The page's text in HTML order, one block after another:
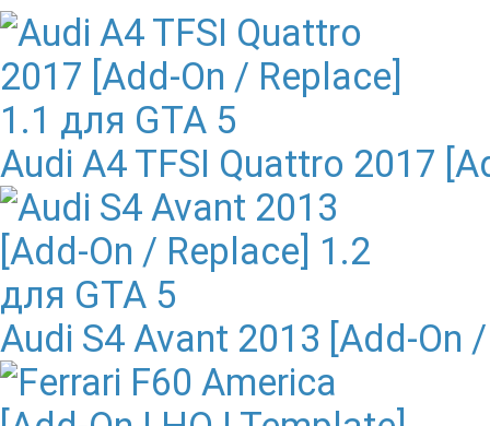
Audi A4 TFSI Quattro 2017
Audi S4 Avant 2013 [Add-On